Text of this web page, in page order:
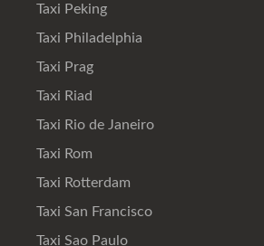
Taxi Peking
Taxi Philadelphia
Taxi Prag
Taxi Riad
Taxi Rio de Janeiro
Taxi Rom
Taxi Rotterdam
Taxi San Francisco
Taxi Sao Paulo